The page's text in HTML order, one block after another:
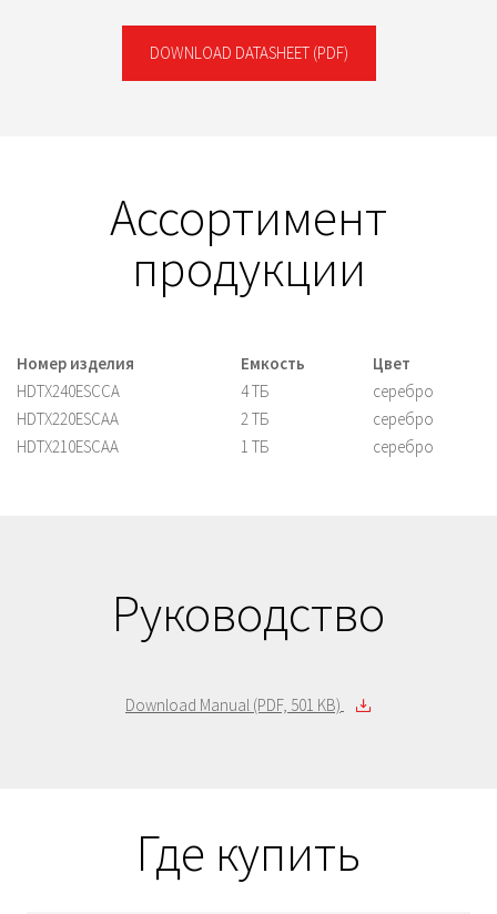
DOWNLOAD DATASHEET (PDF)
Ассортимент
продукции
Номер изделия Емкость
Цвет
HDTX240ESCCA
4 ТБ
серебро
HDTX220ESCAA
2 ТБ
серебро
HDTX210ESCAA
1 ТБ серебро
Руководство
Download Manual (PDF, 501 KB)
Где купить